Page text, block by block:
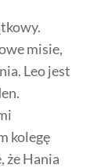
misie,
Leo jest
kolegę
że Hania